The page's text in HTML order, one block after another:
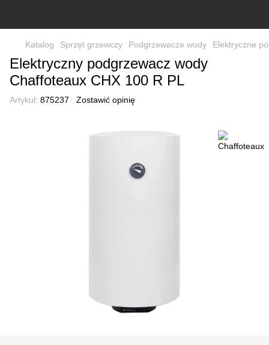
Katalog Sprzęt grzewczy Podgrzewacze wody Elektryczne
Elektryczny podgrzewacz wody
Chaffoteaux CHX 100 R PL
Artykuł: 875237 Zostawić opinię